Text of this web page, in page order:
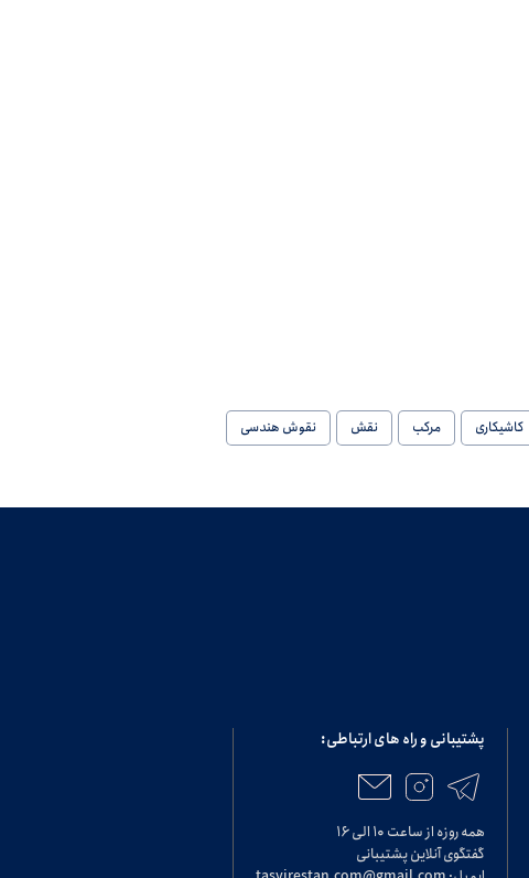
کاشیکاری مرکب نقش نقوش هندسی
پشتیبانی و راه های ارتباطی:
همه روزه از ساعت ۱۰ الی ۱۶
گفتگوی آنلاین پشتیبانی